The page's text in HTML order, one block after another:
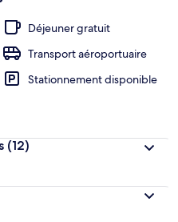
Déjeuner gratuit
Transport aéroportuaire
Stationnement disponible
(12)